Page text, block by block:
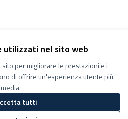
utilizzati nel sito web
per migliorare le prestazioni e i
di offrire un'esperienza utente più
tutti